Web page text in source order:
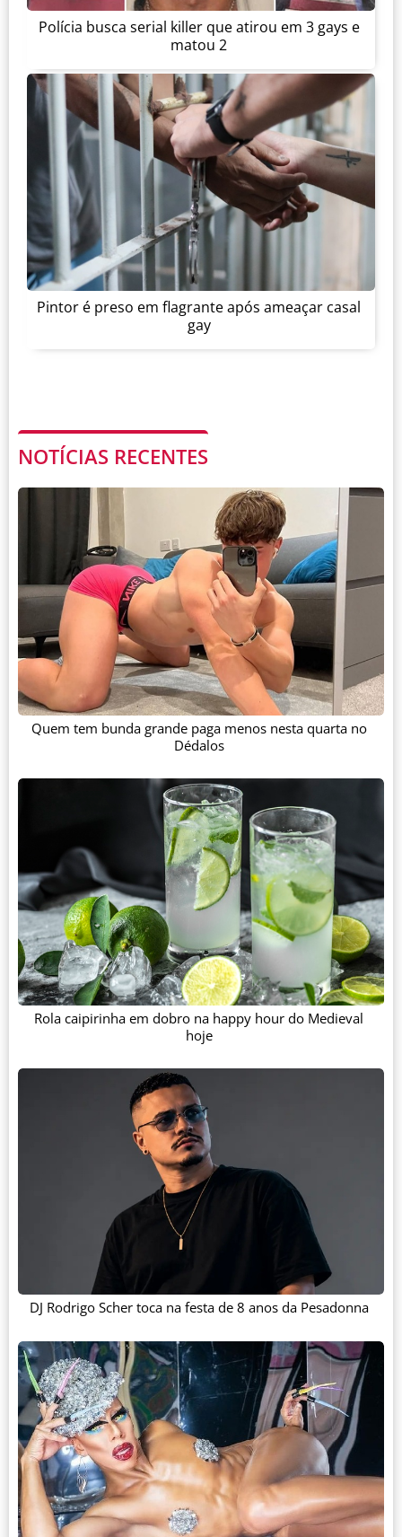
Polícia busca serial killer que atirou em 3 gays e
matou 2
Pintor é preso em flagrante após ameaçar casal
gay
NOTÍCIAS RECENTES
Quem tem bunda grande paga menos nesta quarta no
Dédalos
Rola caipirinha em dobro na happy hour do Medieval
hoje
DJ Rodrigo Scher toca na festa de 8 anos da Pesadonna